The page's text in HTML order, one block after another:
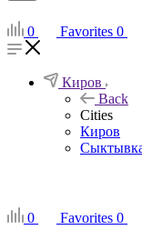
0 Favorites 0
Киров
Back
Cities
Киров
0
Favorites 0